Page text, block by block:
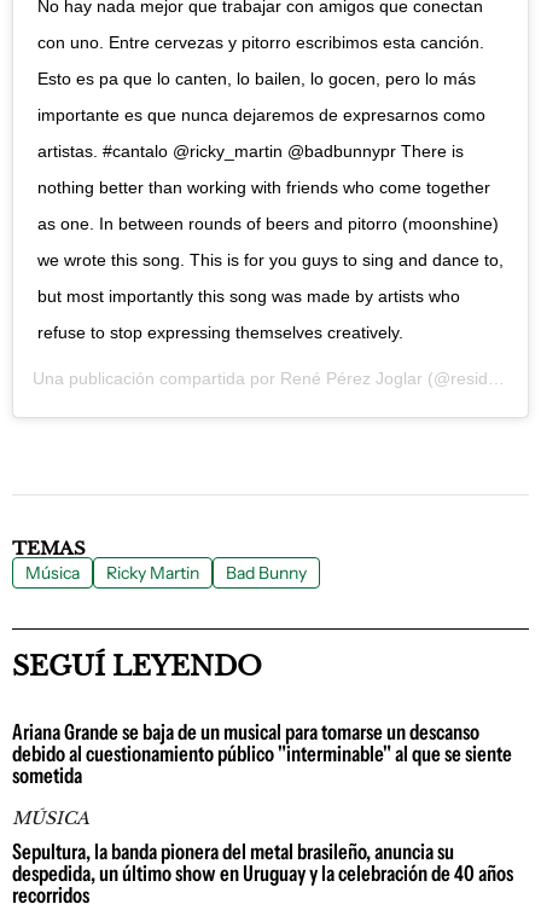
No hay nada mejor que trabajar con amigos que conectan
con uno. Entre cervezas y pitorro escribimos esta canción.
Esto es pa que lo canten, lo bailen, lo gocen, pero lo más
importante es que nunca dejaremos de expresarnos como
artistas. #cantalo @ricky_martin @badbunnypr There is
nothing better than working with friends who come together
as one. In between rounds of beers and pitorro (moonshine)
we wrote this song. This is for you guys to sing and dance to,
but most importantly this song was made by artists who
refuse to stop expressing themselves creatively.
Una publicación compartida por René Pérez Joglar (@residente) el
TEMAS
Música Ricky Martin Bad Bunny
SEGUÍ LEYENDO
Ariana Grande se baja de un musical para tomarse un descanso
debido al cuestionamiento público "interminable" al que se siente
sometida
MÚSICA
Sepultura, la banda pionera del metal brasileño, anuncia su
despedida, un último show en Uruguay y la celebración de 40 años
recorridos